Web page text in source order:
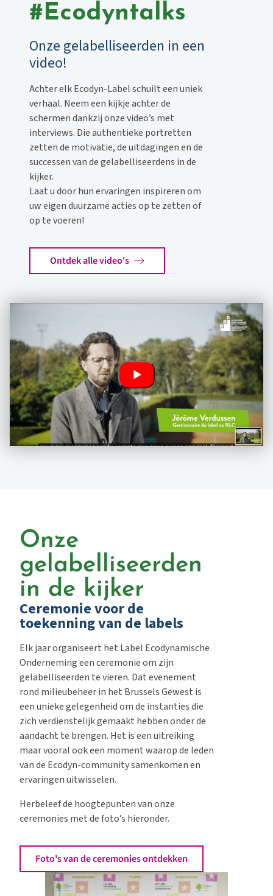
#Ecodyntalks
Onze gelabelliseerden in een
video!
Achter elkEcodyn-Label schuilt een uniek
verhaal. Neem een kijkje achter de
schermen dankzij onze video’s met
interviews. Die authentieke portretten
zetten de motivatie, de uitdagingen en de
successen van degelabelliseerdens in de
kijker.
Laat u door hun ervaringen inspireren om
uw eigen duurzame acties op te zetten of
op te voeren!
Ontdek alle video's
Onze
gelabelliseerden
in de kijker
Ceremonie voor de
toekenning van de labels
Elk jaar organiseert het Label Ecodynamische
Onderneming een ceremonie om zijn
gelabelliseerden te vieren. Dat evenement
rond milieubeheer in het Brussels Gewest is
een unieke gelegenheid om de instanties die
zich verdienstelijk gemaakt hebben onder de
aandacht te brengen. Het is een uitreiking
maar vooral ook een moment waarop de leden
van de Ecodyn-community samenkomen en
ervaringen uitwisselen.
Herbeleef de hoogtepunten van onze
ceremonies met de foto’s hieronder.
Foto's van de ceremonies ontdekken